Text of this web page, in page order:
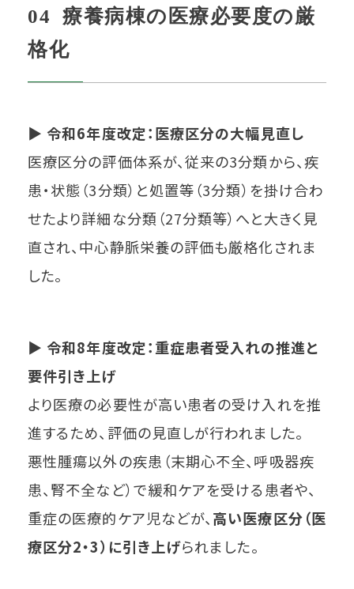
04 療養病棟の医療必要度の厳
格化
▶ 令和6年度改定：医療区分の大幅見直し
医療区分の評価体系が、従来の3分類から、疾
患・状態（3分類）と処置等（3分類）を掛け合わ
せたより詳細な分類（27分類等）へと大きく見
直され、中心静脈栄養の評価も厳格化されま
した。
▶ 令和8年度改定：重症患者受入れの推進と
要件引き上げ
より医療の必要性が高い患者の受け入れを推
進するため、評価の見直しが行われました。
悪性腫瘍以外の疾患（末期心不全、呼吸器疾
患、腎不全など）で緩和ケアを受ける患者や、
重症の医療的ケア児などが、 高い医療区分（医
療区分2・3）に引き上げられました。